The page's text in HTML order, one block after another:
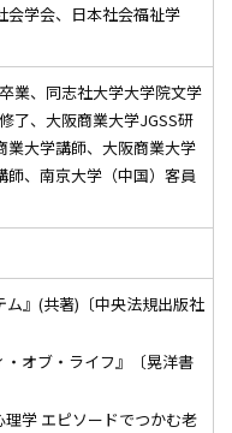
会学会、日本社会福祉学
業、同志社大学大学院文学
了、大阪商業大学JGSS研
業大学講師、大阪商業大学
、南京大学（中国）客員
ム』(共著)〔中央法規出版社
・オブ・ライフ』〔晃洋書
理学 エピソードでつかむ老